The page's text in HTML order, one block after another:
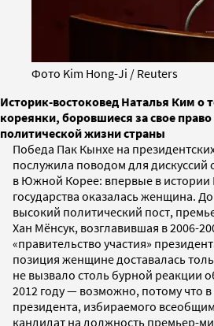
Фото Kim Hong-Ji / Reuters
Историк-востоковед Наталья Ким о
кореянки, боровшиеся за свое право
политической жизни страны
Победа Пак Кынхе на
послужила поводом для
в Южной Корее: впервые в истории
государства оказалась женщина.
высокий политический пост,
Хан Мёнсук, возглавившая в 2006-
«правительство участия»
позиция женщине доставалась
не вызвало столь бурной реакции
2012 году — возможно, потому что в
президента, избираемого
кандидат на должность премьер-